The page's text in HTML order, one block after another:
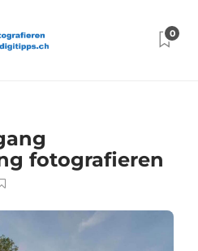
0
fotografieren